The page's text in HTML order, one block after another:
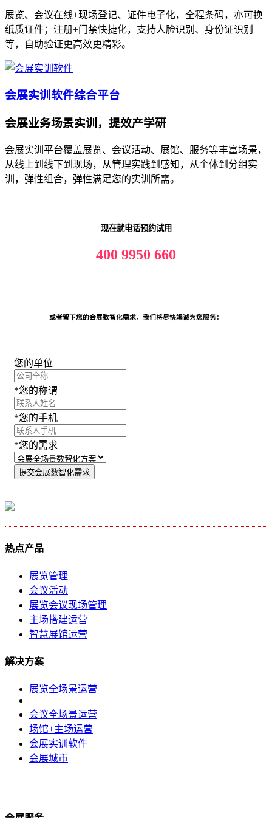
展览、会议在线+现场登记、证件电子化，全程条码，亦可换
纸质证件；注册+门禁快捷化，支持人脸识别、身份证识别
等，自助验证更高效更精彩。
会展实训软件综合平台
会展业务场景实训，提效产学研
会展实训平台覆盖展览、会议活动、展馆、服务等丰富场景，
从线上到线下到现场，从管理实践到感知，从个体到分组实
训，弹性组合，弹性满足您的实训所需。
现在就电话预约试用
400 9950 660
或者留下您的会展数智化需求，我们将尽快竭诚为您服务：
您的单位
*您的称谓
*您的手机
*您的需求
提交会展数智化需求
热点产品
展览管理
会议活动
展览会议现场管理
主场搭建运营
智慧展馆运营
解决方案
展览全场景运营
会议全场景运营
场馆+主场运营
会展实训软件
会展城市